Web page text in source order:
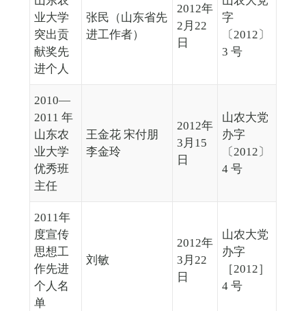
业大学
突出贡
献奖先
进个人
张民（山东省先
进工作者）
2012年
2月22
日
字
〔2012〕
3 号
2010—
2011 年
山东农
业大学
优秀班
主任
王金花 宋付朋
李金玲
2012年
3月15
日
山农大党
办字
〔2012〕
4 号
2011年
度宣传
思想工
作先进
个人名
单
刘敏
2012年
3月22
日
山农大党
办字
［2012］
4 号